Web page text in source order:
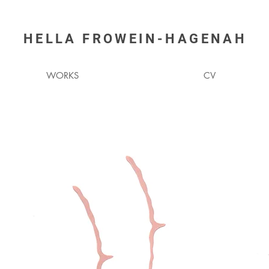
HELLA FROWEIN-HAGENAH
WORKS CV